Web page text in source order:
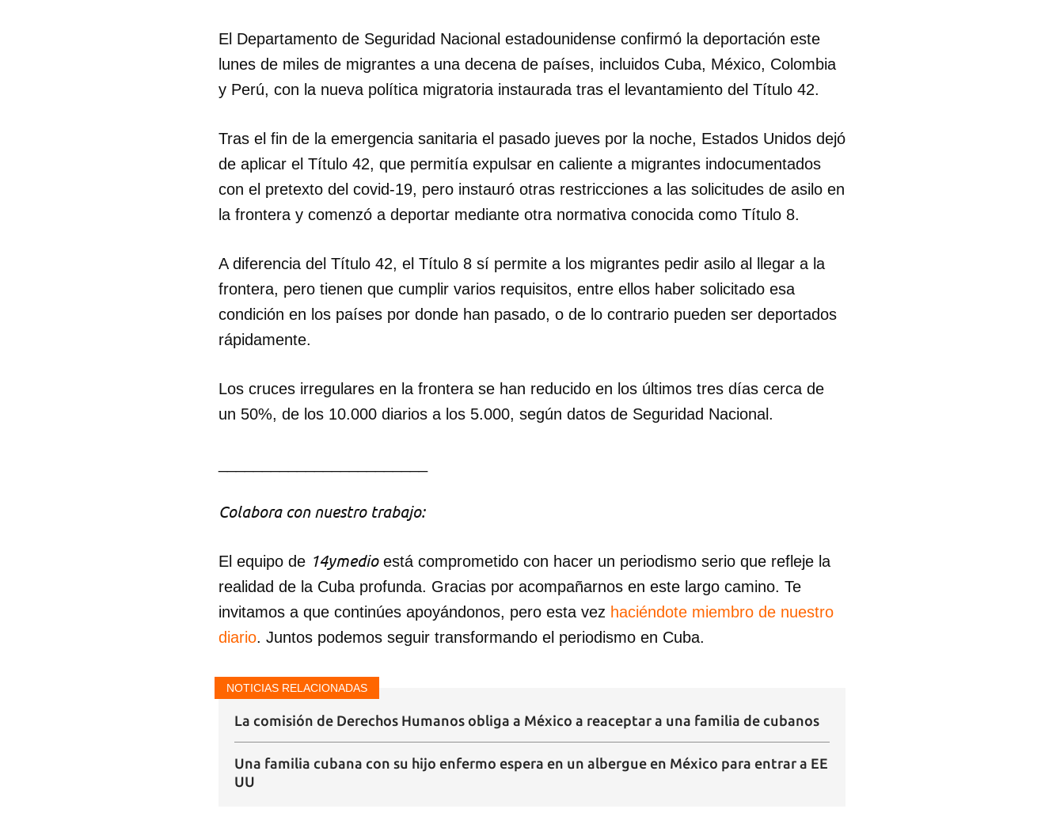
El Departamento de Seguridad Nacional estadounidense confirmó la deportación este
lunes de miles de migrantes a una decena de países, incluidos Cuba, México, Colombia
y Perú, con la nueva política migratoria instaurada tras el levantamiento del Título 42.
Tras el fin de la emergencia sanitaria el pasado jueves por la noche, Estados Unidos dejó
de aplicar el Título 42, que permitía expulsar en caliente a migrantes indocumentados
con el pretexto del covid-19, pero instauró otras restricciones a las solicitudes de asilo en
la frontera y comenzó a deportar mediante otra normativa conocida como Título 8.
A diferencia del Título 42, el Título 8 sí permite a los migrantes pedir asilo al llegar a la
frontera, pero tienen que cumplir varios requisitos, entre ellos haber solicitado esa
condición en los países por donde han pasado, o de lo contrario pueden ser deportados
rápidamente.
Los cruces irregulares en la frontera se han reducido en los últimos tres días cerca de
un 50%, de los 10.000 diarios a los 5.000, según datos de Seguridad Nacional.
Colabora con nuestro trabajo:
El equipo de 14ymedioestá comprometido con hacer un periodismo serio que refleje la
realidad de la Cuba profunda. Gracias por acompañarnos en este largo camino. Te
invitamos a que continúes apoyándonos, pero esta vez haciéndote miembro de nuestro
diario. Juntos podemos seguir transformando el periodismo en Cuba.
NOTICIAS RELACIONADAS
La comisión de Derechos Humanos obliga a México a reaceptar a una familia de cubanos
Una familia cubana con su hijo enfermo espera en un albergue en México para entrar a EE
UU